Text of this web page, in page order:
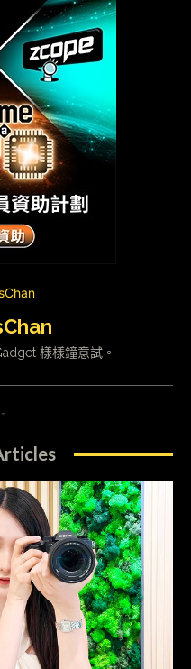
樣樣鐘意試。